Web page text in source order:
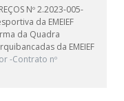
Nº 2.2023-005-
da EMEIEF
da Quadra
da EMEIEF
-Contrato nº